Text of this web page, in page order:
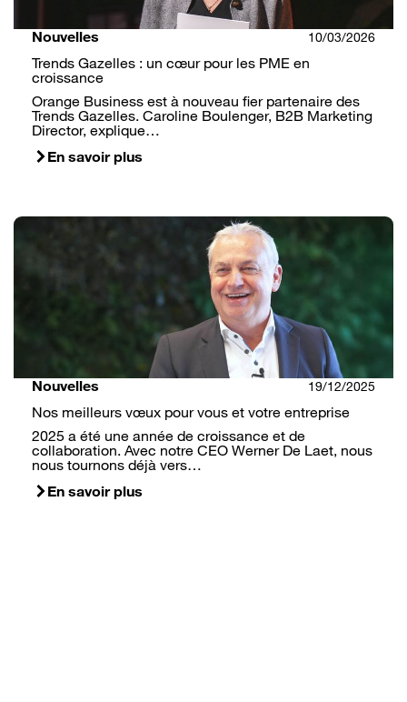
Nouvelles 10/03/2026
Trends Gazelles : un cœur pour les PME en
croissance
Orange Business est à nouveau fier partenaire des
Trends Gazelles. Caroline Boulenger, B2B Marketing
Director, explique…
En savoir plus
Nouvelles 19/12/2025
Nos meilleurs vœux pour vous et votre entreprise
2025 a été une année de croissance et de
collaboration. Avec notre CEO Werner De Laet, nous
nous tournons déjà vers…
En savoir plus